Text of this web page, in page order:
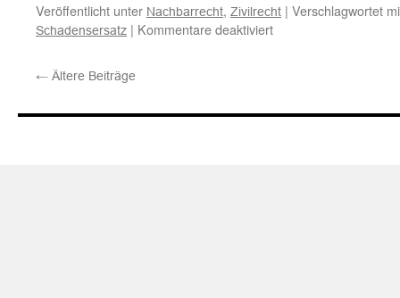
Veröffentlicht unter Nachbarrecht, Zivilrecht | Verschlagwortet
Schadensersatz | Kommentare deaktiviertfür
Windabdrift
← Ältere Beiträge